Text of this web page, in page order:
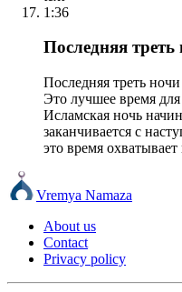
1:36
Последняя треть
Последняя треть
Это лучшее время
Исламская ночь
заканчивается с
это время
Vremya Namaza
About us
Contact
Privacy policy